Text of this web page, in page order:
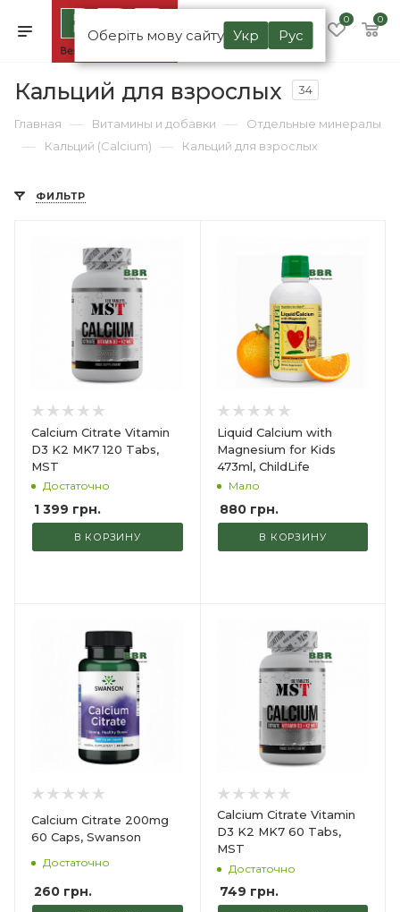
Оберіть мову сайту Укр Рус
0 0
Кальций для взрослых 34
Главная — Витамины и добавки — Отдельные минералы
— Кальций (Calcium) — Кальций для взрослых
ФИЛЬТР
Calcium Citrate Vitamin
D3 K2 MK7 120 Tabs,
MST
Достаточно
1 399 грн.
В КОРЗИНУ
Liquid Calcium with
Magnesium for Kids
473ml, ChildLife
Мало
880грн.
В КОРЗИНУ
Calcium Citrate 200mg
60 Caps, Swanson
Достаточно
260 грн.
Calcium Citrate Vitamin
D3 K2 MK7 60 Tabs,
MST
Достаточно
749 грн.